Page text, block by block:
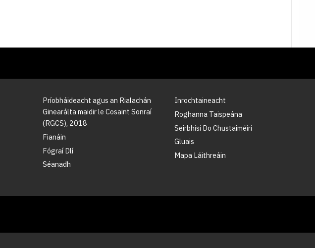
Príobháideacht agus an Rialachán
Ginearálta maidir le Cosaint Sonraí
(RGCS), 2018
Fianáin
Fógraí Dlí
Séanadh
Inrochtaineacht
Roghanna Taispeána
Seirbhísí Do Chustaiméirí
Gluais
Mapa Láithreáin